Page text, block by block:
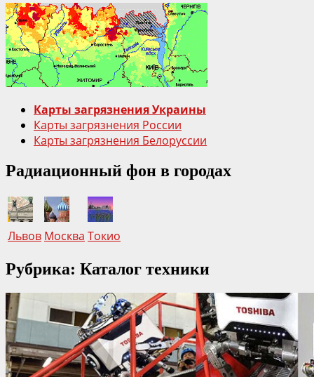
нулевых
—
итоги
прошедшего
десятилетия
для
зоны
отчуждения
и
Карты загрязнения Украины
Карты загрязнения России
Карты загрязнения Белоруссии
Радиационный фон в городах
Львов Москва Токио
Рубрика: Каталог техники